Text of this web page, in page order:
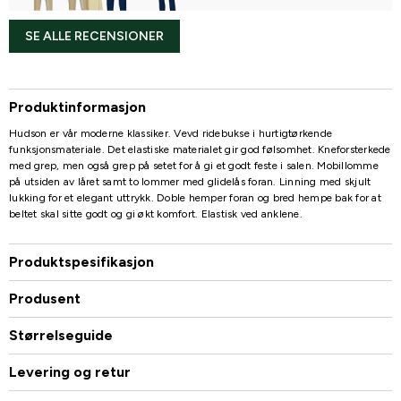
SE ALLE RECENSIONER
Produktinformasjon
Hudson er vår moderne klassiker. Vevd ridebukse i hurtigtørkende
funksjonsmateriale. Det elastiske materialet gir god følsomhet. Kneforsterkede
med grep, men også grep på setet for å gi et godt feste i salen. Mobillomme
på utsiden av låret samt to lommer med glidelås foran. Linning med skjult
lukking for et elegant uttrykk. Doble hemper foran og bred hempe bak for at
beltet skal sitte godt og gi økt komfort. Elastisk ved anklene.
Produktspesifikasjon
Produsent
Størrelseguide
Levering og retur